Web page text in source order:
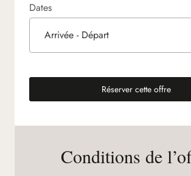
Dates
Arrivée - Départ
Réserver cette offre
(nouvel onglet)
Conditions de